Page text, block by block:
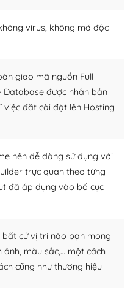
các nhân viên và những
họ sẽ giúp bạn trả
sẵn sàng hỗ trợ bạn
cài đặt thêm vào
năng cần thiết. Có
phí.
phú. Bạn có thể thỏa
phù hợp cho mục đích
virus, không mã độc
giao mã nguồn Full
Database được nhân bản
đăt cài đặt lên Hosting
nên dễ dàng sử dụng với
trực quan theo từng
đã áp dụng vào bố cục
cứ vị trí nào bạn mong
ảnh, màu sắc,… một cách
cũng như thương hiệu